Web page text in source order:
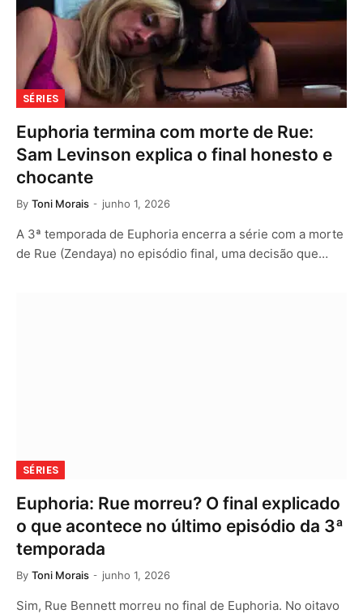
SÉRIES
Euphoria termina com morte de Rue:
Sam Levinson explica o final honesto e
chocante
By Toni Morais junho 1, 2026
A 3ª temporada de Euphoria encerra a série com a morte
de Rue (Zendaya) no episódio final, uma decisão que…
SÉRIES
Euphoria: Rue morreu? O final explicado
o que acontece no último episódio da 3ª
temporada
By Toni Morais junho 1, 2026
Sim, Rue Bennett morreu no final de Euphoria. No oitavo